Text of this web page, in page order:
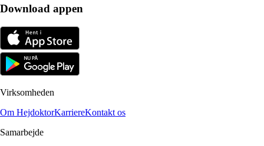
Download appen
Virksomheden
Om HejdoktorKarriereKontakt os
Samarbejde